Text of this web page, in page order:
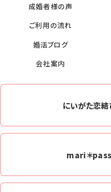
成婚者様の声
ご利用の流れ
婚活ブログ
会社案内
にいがた恋
mari＊